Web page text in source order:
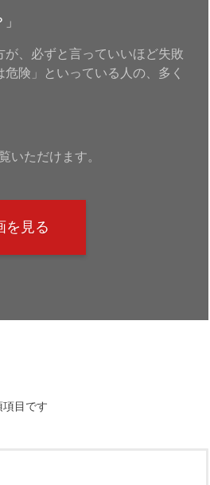
、必ずと言っていいほど失敗
険」といっている人の、多く
いただけます。
を見る
目です